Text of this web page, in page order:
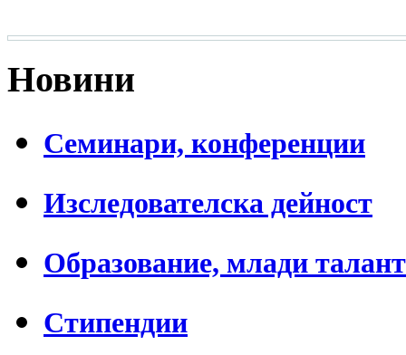
Новини
Семинари, конференции
Изследователска дейност
Образование, млади
Стипендии